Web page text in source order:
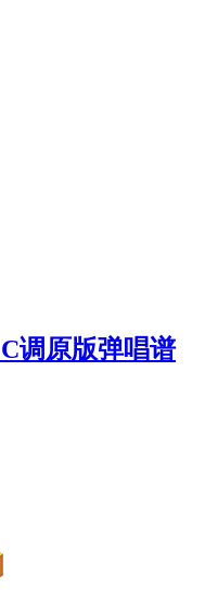
调原版弹唱谱